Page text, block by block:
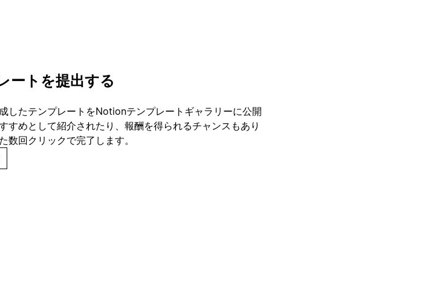
ートを提出する
したテンプレートをNotionテンプレートギャラリーに公開
すめとして紹介されたり、報酬を得られるチャンスもあり
数回クリックで完了します。